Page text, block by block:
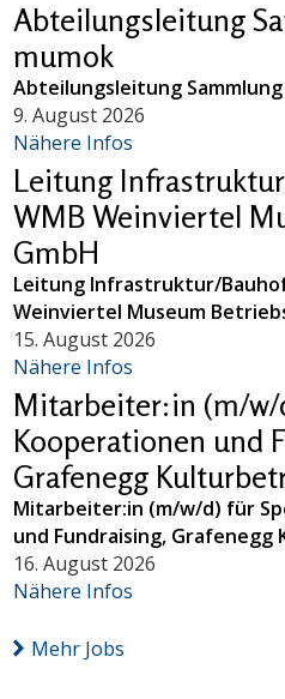
Abteilungsleitung
mumok
Abteilungsleitung
9. August 2026
Nähere Infos
Leitung
WMB Weinviertel
GmbH
Leitung Infrastruktur/
Weinviertel Museum
15. August 2026
Nähere Infos
Mitarbeiter:in (m/w/
Kooperationen und
Grafenegg
Mitarbeiter:in (m/w/d) für
und Fundraising, Grafenegg
16. August 2026
Nähere Infos
Mehr Jobs